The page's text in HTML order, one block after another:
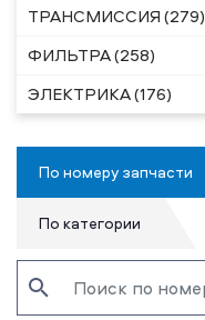
ТРАНСМИССИЯ (279)
ФИЛЬТРА (258)
ЭЛЕКТРИКА (176)
По номеру запчасти
По категории